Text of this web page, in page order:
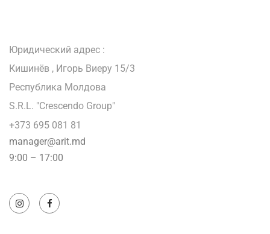
Юридический адрес :
Кишинёв , Игорь Виеру 15/3
Республика Молдова
S.R.L. "Crescendo Group"
+373 695 081 81
manager@arit.md
9:00 – 17:00